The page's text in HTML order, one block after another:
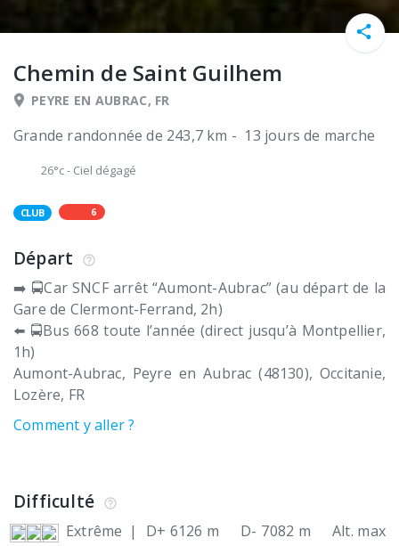
Chemin de Saint Guilhem
PEYRE EN AUBRAC, FR
Grande randonnée de 243,7 km - 13 jours de marche
26°c- Ciel dégagé
CLUB 6
Départ
➡️ 🚍Car SNCF arrêt “Aumont-Aubrac” (au départ de la
Gare de Clermont-Ferrand, 2h)
⬅️ 🚍Bus 668 toute l’année (direct jusqu’à Montpellier,
1h)
Aumont-Aubrac
Peyre en Aubrac (48130) Occitanie,
Lozère FR
Comment y aller ?
Difficulté
Extrême | D+ 6126 m D- 7082 m
Alt. max